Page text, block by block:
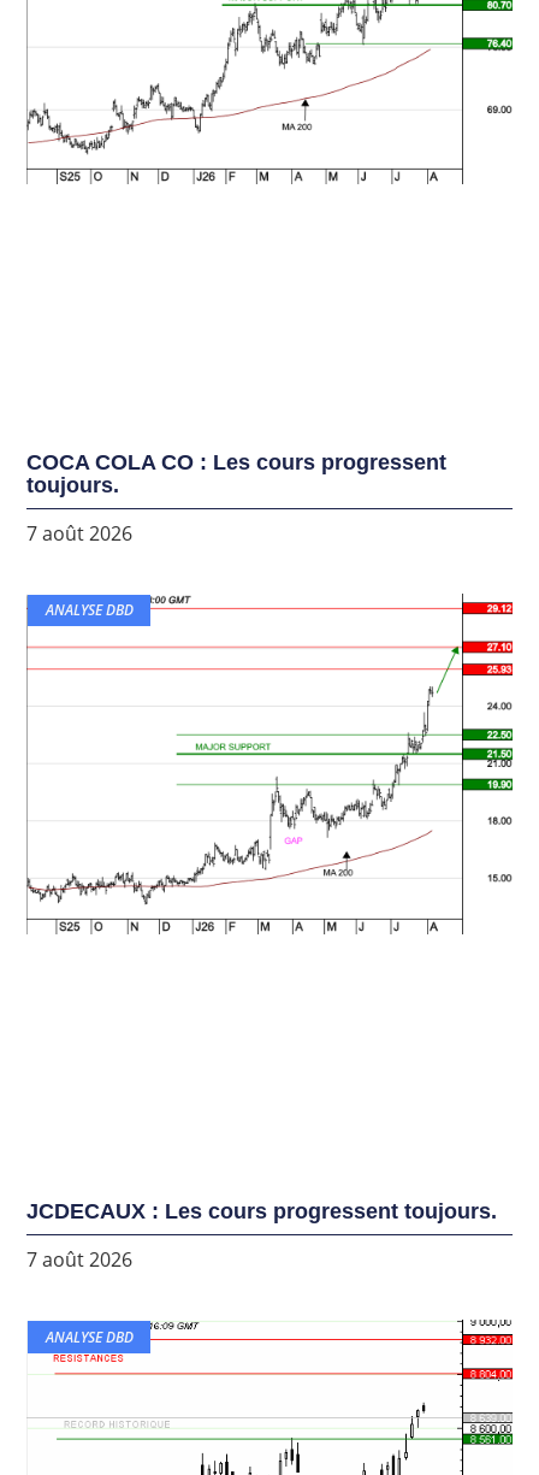
COCA COLA CO : Les cours progressent
toujours.
7 août 2026
ANALYSE DBD
JCDECAUX : Les cours progressent toujours.
7 août 2026
ANALYSE DBD